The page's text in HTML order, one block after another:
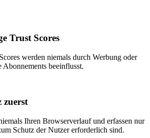
Trust Scores
werden niemals durch Werbung oder
beeinflusst.
zuerst
Ihren Browserverlauf und erfassen nur
Schutz der Nutzer erforderlich sind.